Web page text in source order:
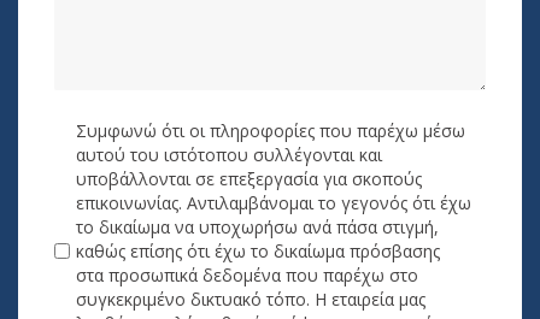
Συμφωνώ ότι οι πληροφορίες που παρέχω μέσω
αυτού του ιστότοπου συλλέγονται και
υποβάλλονται σε επεξεργασία για σκοπούς
επικοινωνίας. Αντιλαμβάνομαι το γεγονός ότι έχω
το δικαίωμα να υποχωρήσω ανά πάσα στιγμή,
καθώς επίσης ότι έχω το δικαίωμα πρόσβασης
στα προσωπικά δεδομένα που παρέχω στο
συγκεκριμένο δικτυακό τόπο. Η εταιρεία μας